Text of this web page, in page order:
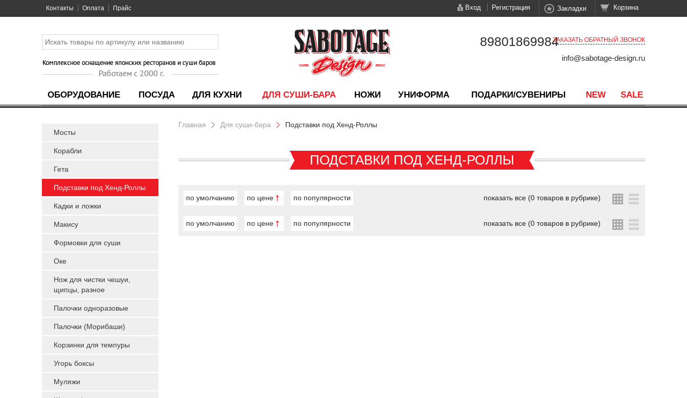
Контакты Оплата Прайс Вход Регистрация Закладки Корзина
ОБОРУДОВАНИЕ ПОСУДА ДЛЯ КУХНИ ДЛЯ СУШИ-БАРА НОЖИ УНИФОРМА ПОДАРКИ/СУВЕНИРЫ NEW SALE
89801869984ЗАКАЗАТЬ ОБРАТНЫЙ ЗВОНОК
info@sabotage-design.ru
Мосты
Корабли
Гета
Подставки под Хенд-Роллы
Кадки и ложки
Макису
Формовки для суши
Оке
Нож для чистки чешуи,
щипцы, разное
Палочки одноразовые
Палочки (Морибаши)
Корзинки для темпуры
Угорь боксы
Муляжи
Главная Для суши-бара Подставки под Хенд-Роллы
ПОДСТАВКИ ПОД ХЕНД-РОЛЛЫ
по умолчанию по цене по популярности показать все (0 товаров в рубрике)
по умолчанию по цене по популярности показать все (0 товаров в рубрике)